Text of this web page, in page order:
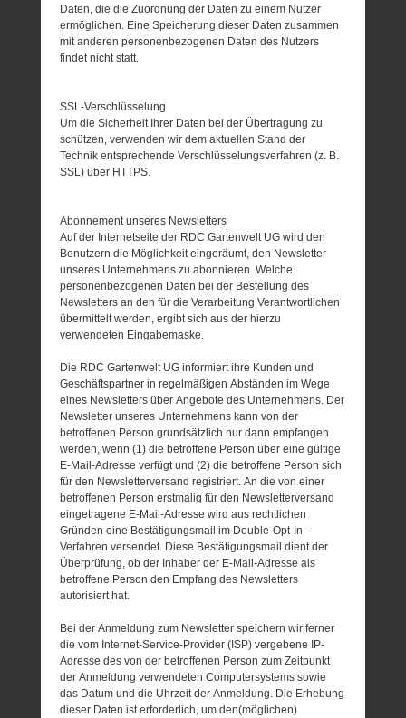
Daten, die die Zuordnung der Daten zu einem Nutzer
ermöglichen. Eine Speicherung dieser Daten zusammen
mit anderen personenbezogenen Daten des Nutzers
findet nicht statt.
SSL-Verschlüsselung
Um die Sicherheit Ihrer Daten bei der Übertragung zu
schützen, verwenden wir dem aktuellen Stand der
Technik entsprechende Verschlüsselungsverfahren (z. B.
SSL) über HTTPS.
Abonnement unseres Newsletters
Auf der Internetseite der RDC Gartenwelt UG wird den
Benutzern die Möglichkeit eingeräumt, den Newsletter
unseres Unternehmens zu abonnieren. Welche
personenbezogenen Daten bei der Bestellung des
Newsletters an den für die Verarbeitung Verantwortlichen
übermittelt werden, ergibt sich aus der hierzu
verwendeten Eingabemaske.
Die RDC Gartenwelt UG informiert ihre Kunden und
Geschäftspartner in regelmäßigen Abständen im Wege
eines Newsletters über Angebote des Unternehmens. Der
Newsletter unseres Unternehmens kann von der
betroffenen Person grundsätzlich nur dann empfangen
werden, wenn (1) die betroffene Person über eine gültige
E-Mail-Adresse verfügt und (2) die betroffene Person sich
für den Newsletterversand registriert. An die von einer
betroffenen Person erstmalig für den Newsletterversand
eingetragene E-Mail-Adresse wird aus rechtlichen
Gründen eine Bestätigungsmail im Double-Opt-In-
Verfahren versendet. Diese Bestätigungsmail dient der
Überprüfung, ob der Inhaber der E-Mail-Adresse als
betroffene Person den Empfang des Newsletters
autorisiert hat.
Bei der Anmeldung zum Newsletter speichern wir ferner
die vom Internet-Service-Provider (ISP) vergebene IP-
Adresse des von der betroffenen Person zum Zeitpunkt
der Anmeldung verwendeten Computersystems sowie
das Datum und die Uhrzeit der Anmeldung. Die Erhebung
dieser Daten ist erforderlich, um den(möglichen)